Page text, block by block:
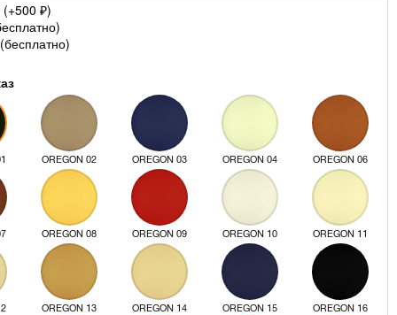
(+500 ₽)
)
бесплатно)
OREGON 02 OREGON 03 OREGON 04 OREGON 06
OREGON 08 OREGON 09 OREGON 10 OREGON 11
OREGON 13 OREGON 14 OREGON 15 OREGON 16